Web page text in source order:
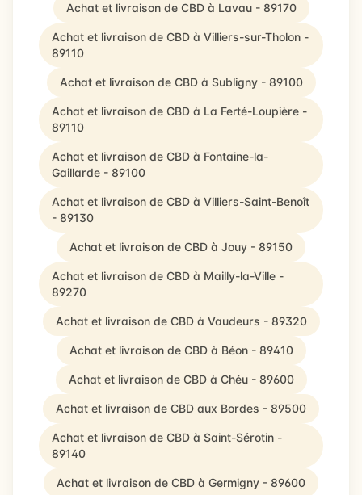
Achat et livraison de CBD à Lavau - 89170
Achat et livraison de CBD à Villiers-sur-Tholon -
89110
Achat et livraison de CBD à Subligny - 89100
Achat et livraison de CBD à La Ferté-Loupière -
89110
Achat et livraison de CBD à Fontaine-la-
Gaillarde - 89100
Achat et livraison de CBD à Villiers-Saint-Benoît
- 89130
Achat et livraison de CBD à Jouy - 89150
Achat et livraison de CBD à Mailly-la-Ville -
89270
Achat et livraison de CBD à Vaudeurs - 89320
Achat et livraison de CBD à Béon - 89410
Achat et livraison de CBD à Chéu - 89600
Achat et livraison de CBD aux Bordes - 89500
Achat et livraison de CBD à Saint-Sérotin -
89140
Achat et livraison de CBD à Germigny - 89600